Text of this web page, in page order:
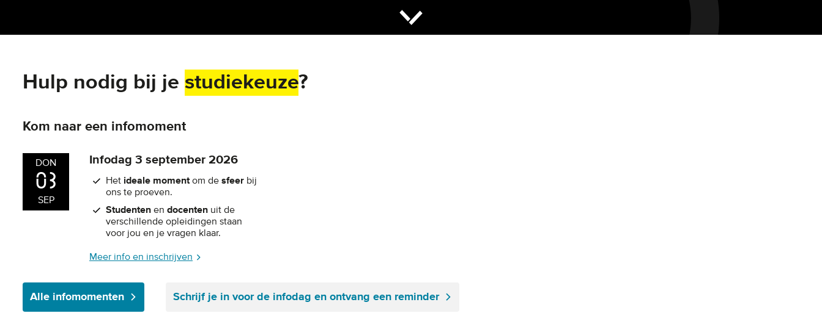
Hulp nodig bij je studiekeuze?
Kom naar een infomoment
DON
03
SEP
Infodag 3 september 2026
Het ideale momentom de sfeer bij
ons te proeven.
Studenten en docenten uit de
verschillende opleidingen staan
voor jou en je vragen klaar.
Meer info en inschrijven
Alle infomomenten Schrijf je in voor de infodag en ontvang een reminder